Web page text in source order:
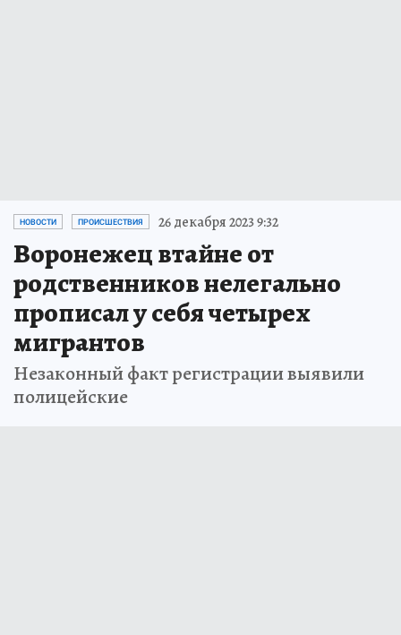
НОВОСТИ ПРОИСШЕСТВИЯ 26 декабря 2023 9:32
Воронежец втайне от
родственников нелегально
прописал у себя четырех
мигрантов
Незаконный факт регистрации выявили
полицейские